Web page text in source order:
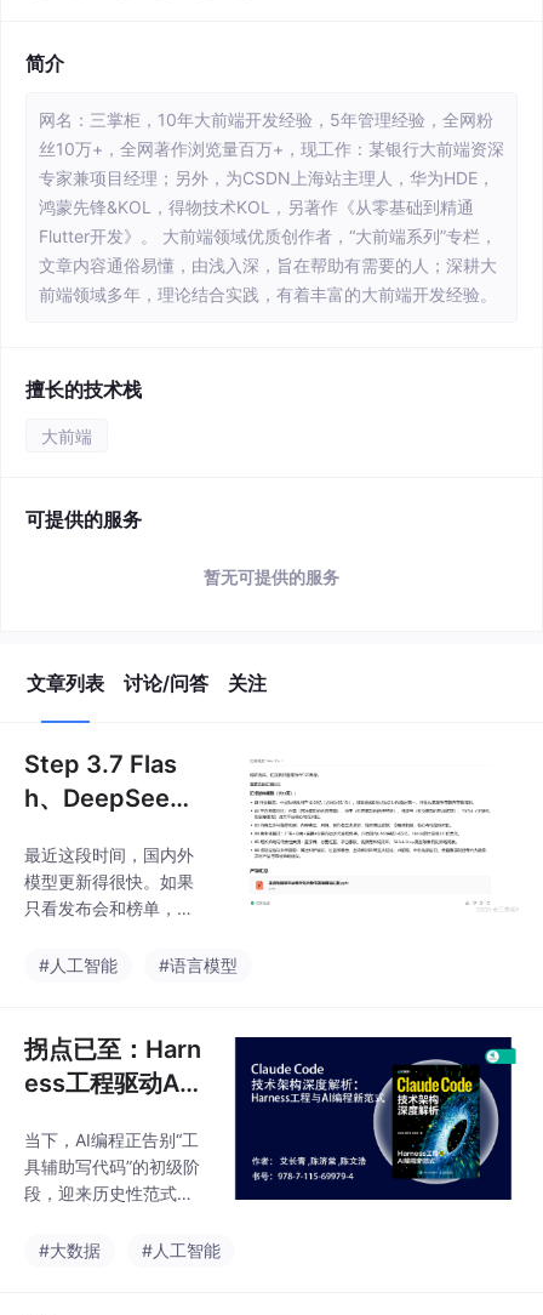
简介
网名：三掌柜，10年大前端开发经验，5年管理经验，全网粉
丝10万+，全网著作浏览量百万+，现工作：某银行大前端资深
专家兼项目经理；另外，为CSDN上海站主理人，华为HDE，
鸿蒙先锋&KOL，得物技术KOL，另著作《从零基础到精通
Flutter开发》。 大前端领域优质创作者，“大前端系列”专栏，
文章内容通俗易懂，由浅入深，旨在帮助有需要的人；深耕大
前端领域多年，理论结合实践，有着丰富的大前端开发经验。
擅长的技术栈
大前端
可提供的服务
暂无可提供的服务
文章列表 讨论/问答 关注
Step 3.7 Flas
h、DeepSee
emini、GPT，
谁更适合Agen
最近这段时间，国内外
模型更新得很快。如果
只看发布会和榜单，大
很强。参数更大、上下
猛。但真正用到工作流
里，会发现另一件事：
模型强不强，不只看它
看它能不能把一个任务
完整跑完。
#人工智能 #语言模型
拐点已至：Harn
ess工程驱动AI
新
当下，AI编程正告别“工
具辅助写代码”的初级阶
段，迎来历史性范式拐
代码生成、智能补全等
#大数据 #人工智能